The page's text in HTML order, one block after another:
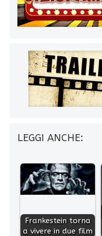
LEGGI ANCHE:
Frankestein torna
a vivere in due film